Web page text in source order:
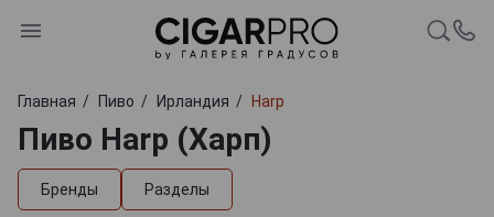
Главная Пиво Ирландия Harp
Пиво Harp (Харп)
Бренды Разделы